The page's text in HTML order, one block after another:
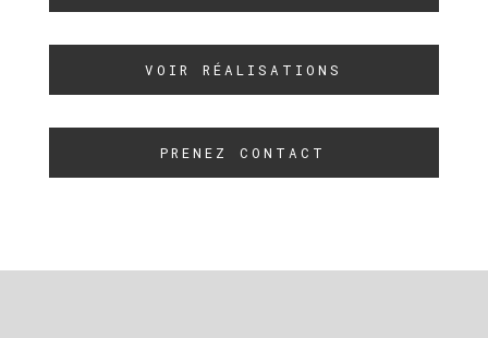
VOIR RÉALISATIONS
PRENEZ CONTACT